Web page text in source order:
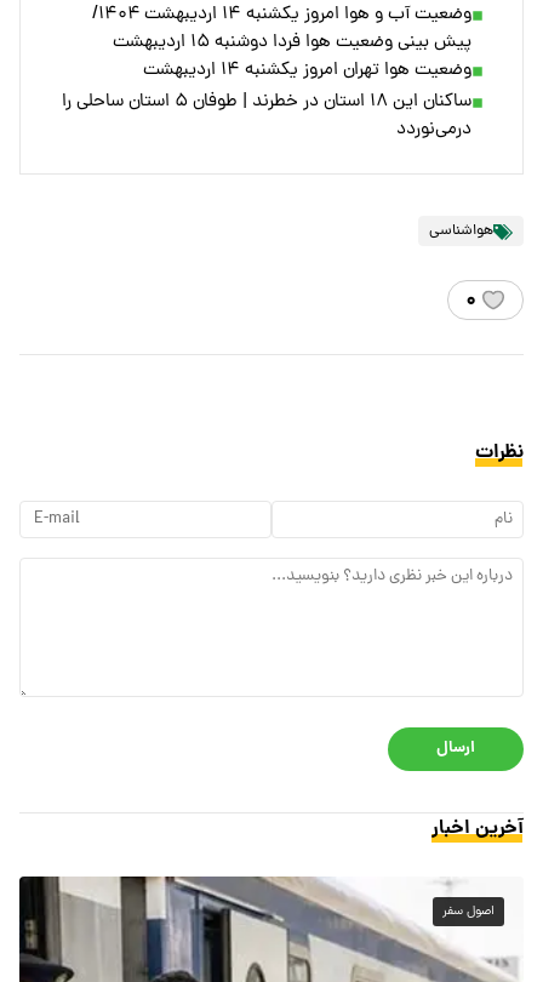
وضعیت آب و هوا امروز یکشنبه ۱۴ اردیبهشت ۱۴۰۴/
پیش بینی وضعیت هوا فردا دوشنبه ۱۵ اردیبهشت
وضعیت هوا تهران امروز یکشنبه ۱۴ اردیبهشت
ساکنان این ۱۸ استان در خطرند | طوفان ۵ استان ساحلی را
درمی‌نوردد
هواشناسی
۰
نظرات
ارسال
آخرین اخبار
اصول سفر